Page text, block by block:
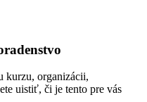
kurzu, organizácii,
uistiť, či je tento pre vás